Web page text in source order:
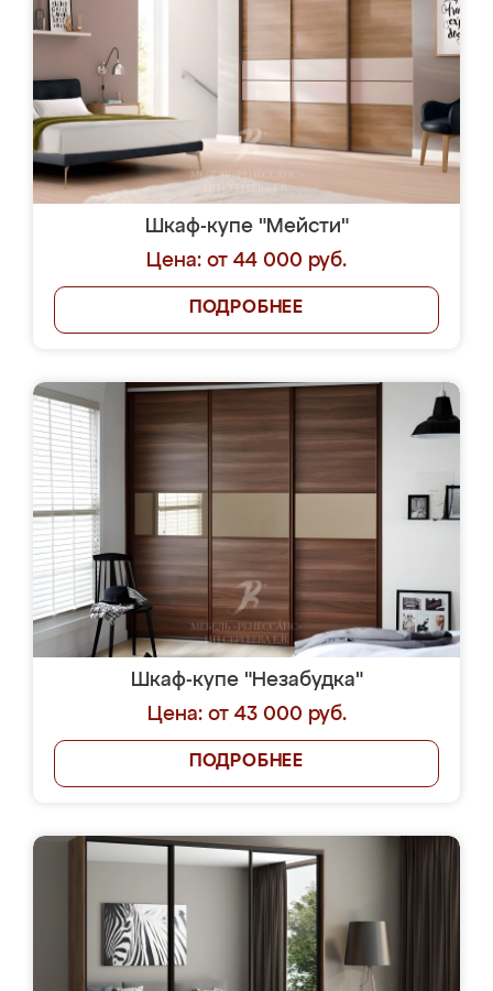
Шкаф-купе "Мейсти"
Цена: от 44 000 руб.
ПОДРОБНЕЕ
Шкаф-купе "Незабудка"
Цена: от 43 000 руб.
ПОДРОБНЕЕ